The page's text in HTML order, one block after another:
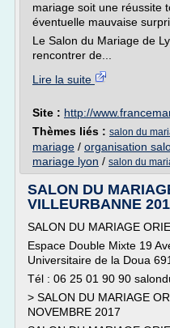
mariage soit une réussite
éventuelle mauvaise
Le Salon du Mariage de
rencontrer de...
Lire la suite
Site : http://
Thèmes liés : salon du
mariage / organisation
mariage lyon / salon du
SALON DU
VILLEURBANNE
SALON DU MARIAGE
Espace Double Mixte 19
Universitaire de la Doua
Tél : 06 25 01 90 90
> SALON DU MARIAGE
NOVEMBRE 2017